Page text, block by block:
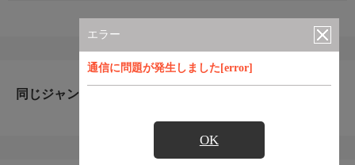
エラー
通信に問題が発生しました[error]
OK
同じジャンルのおすすめ番組